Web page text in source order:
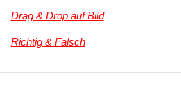
Drag & Drop auf Bild
Richtig & Falsch